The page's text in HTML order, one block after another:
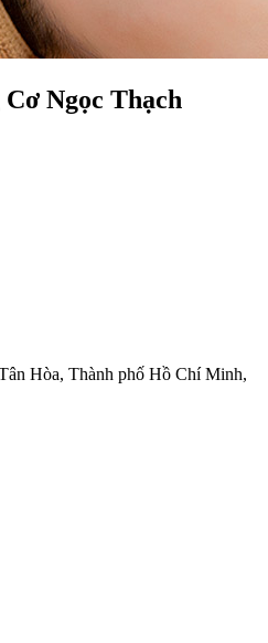
Ngọc Thạch
Hòa, Thành phố Hồ Chí Minh,